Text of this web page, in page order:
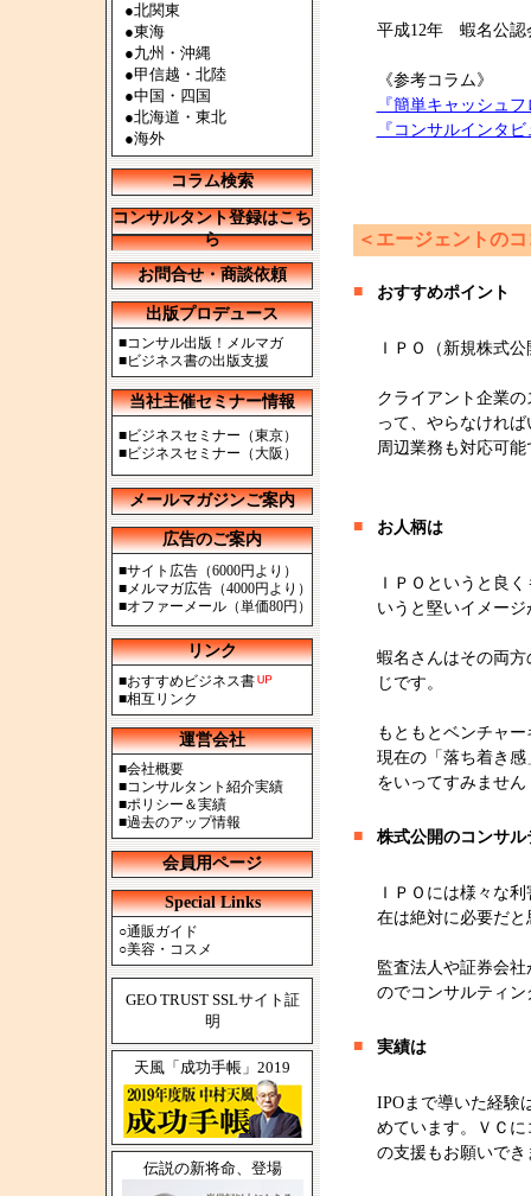
●北関東
●東海
●九州・沖縄
●甲信越・北陸
●中国・四国
●北海道・東北
●海外
コラム検索
コンサルタント登録はこち
ら
お問合せ・商談依頼
出版プロデュース
■コンサル出版！メルマガ
■ビジネス書の出版支援
当社主催セミナー情報
■ビジネスセミナー（東京）
■ビジネスセミナー（大阪）
メールマガジンご案内
広告のご案内
■サイト広告（6000円より）
■メルマガ広告（4000円より）
■オファーメール（単価80円）
リンク
■おすすめビジネス書
■相互リンク
運営会社
■会社概要
■コンサルタント紹介実績
■ポリシー＆実績
■過去のアップ情報
会員用ページ
Special Links
○通販ガイド
○美容・コスメ
GEO TRUST SSLサイト証
明
天風「成功手帳」2019
伝説の新将命、登場
平成12年 蝦名公認
《参考コラム》
『簡単キャッシュ
『コンサルインタ
＜エージェントの
■ おすすめポイント
ＩＰＯ（新規株式
クライアント企業
って、やらなけれ
周辺業務も対応可能
■ お人柄は
ＩＰＯというと良
いうと堅いイメー
蝦名さんはその両
じです。
もともとベンチャ
現在の「落ち着き
をいってすみません
■ 株式公開のコンサル
ＩＰＯには様々な
在は絶対に必要だと
監査法人や証券会
のでコンサルティ
■ 実績は
IPOまで導いた経験
めています。ＶＣ
の支援もお願いでき